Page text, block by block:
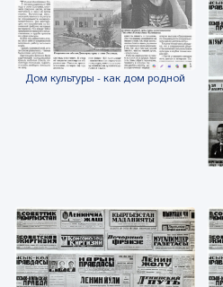
Дом культуры - как дом родной